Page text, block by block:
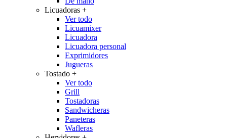
Licuadoras +
Ver todo
Licuamixer
Licuadora
Licuadora personal
Exprimidores
Jugueras
Tostado +
Ver todo
Grill
Tostadoras
Sandwicheras
Paneteras
Wafleras